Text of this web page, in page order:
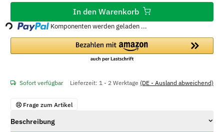
In den Warenkorb
Loading... Komponenten werden geladen ...
Sofort verfügbar Lieferzeit: 1 - 2 Werktage (DE - Ausland abweichend)
Frage zum Artikel
Beschreibung